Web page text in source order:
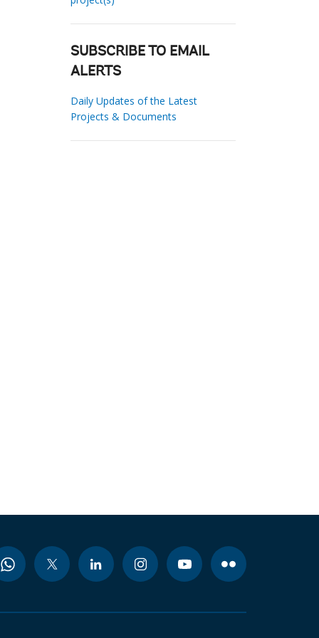
SUBSCRIBE TO EMAIL
ALERTS
Daily Updates of the Latest
Projects & Documents